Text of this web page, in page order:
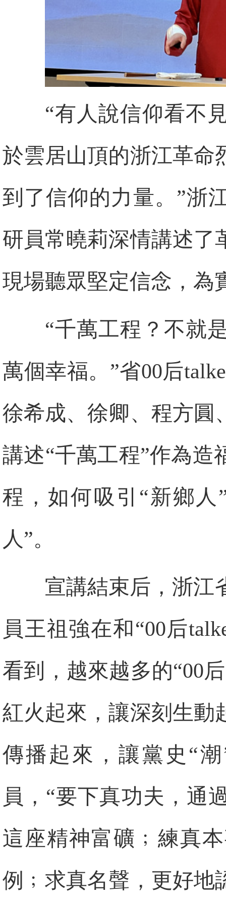
“有人說信仰看不
於雲居山頂的浙江革命
到了信仰的力量。”浙
研員常曉莉深情講述了
現場聽眾堅定信念，為
“千萬工程？不就
萬個幸福。”省00后
徐希成、徐卿、程方圓
講述“千萬工程”作為造
程，如何吸引“新鄉人
人”。
宣講結束后，浙江
員王祖強在和“00后
看到，越來越多的“00
紅火起來，讓深刻生動
傳播起來，讓黨史“
員，“要下真功夫，通
這座精神富礦﹔練真
例﹔求真名聲，更好地